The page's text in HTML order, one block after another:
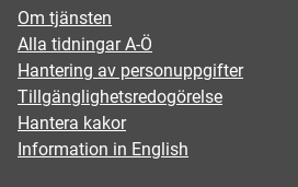
Om tjänsten
Alla tidningar A-Ö
Hantering av personuppgifter
Tillgänglighetsredogörelse
Hantera kakor
Information in English